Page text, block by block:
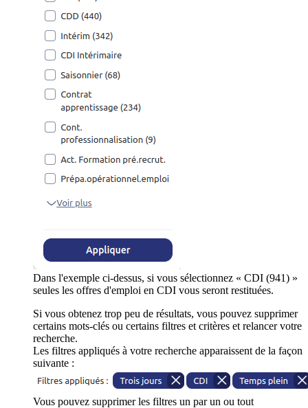
Dans l'exemple ci-dessus, si vous sélectionnez « CDI (941) »
seules les offres d'emploi en CDI vous seront restituées.
Si vous obtenez trop peu de résultats, vous pouvez supprimer
certains mots-clés ou certains filtres et critères et relancer votre
recherche.
Les filtres appliqués à votre recherche apparaissent de la façon
suivante :
Vous pouvez supprimer les filtres un par un ou tout